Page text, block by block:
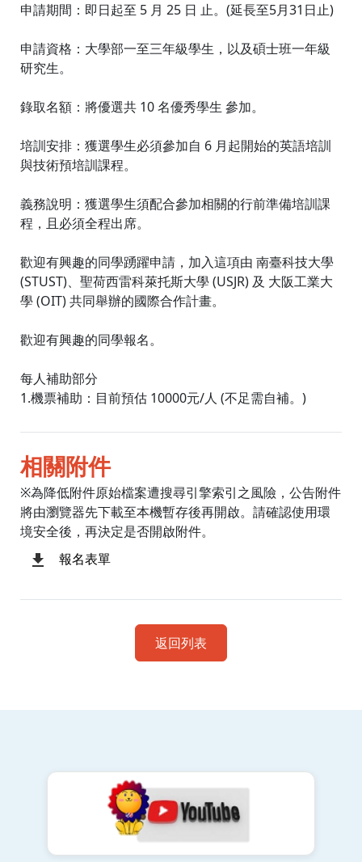
申請期間：即日起至 5 月 25 日 止。(延長至5月31日止)
申請資格：大學部一至三年級學生，以及碩士班一年級
研究生。
錄取名額：將優選共 10 名優秀學生 參加。
培訓安排：獲選學生必須參加自 6 月起開始的英語培訓
與技術預培訓課程。
義務說明：獲選學生須配合參加相關的行前準備培訓課
程，且必須全程出席。
歡迎有興趣的同學踴躍申請，加入這項由 南臺科技大學
(STUST)、聖荷西雷科萊托斯大學 (USJR) 及 大阪工業大
學 (OIT) 共同舉辦的國際合作計畫。
歡迎有興趣的同學報名。
每人補助部分
1.機票補助：目前預估 10000元/人 (不足需自補。)
相關附件
※為降低附件原始檔案遭搜尋引擎索引之風險，公告附件
將由瀏覽器先下載至本機暫存後再開啟。請確認使用環
境安全後，再決定是否開啟附件。
報名表單
返回列表